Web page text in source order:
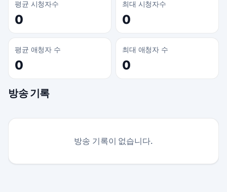
평균 시청자수
0
최대 시청자수
0
평균 애청자 수
0
최대 애청자 수
0
방송 기록
방송 기록이 없습니다.